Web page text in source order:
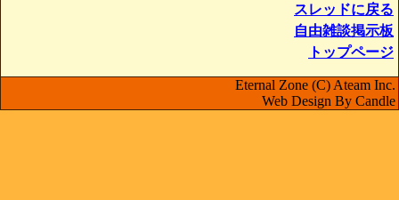
スレッドに戻る
自由雑談掲示板
トップページ
Eternal Zone (C) Ateam Inc.
Web Design By Candle